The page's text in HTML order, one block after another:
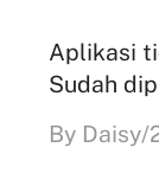
Aplikasi
Sudah
By